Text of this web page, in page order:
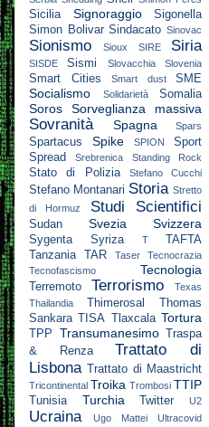
Sicilia Signoraggio
Sigonella
Simon Bolivar Sindacato Sinovac
Sionismo Sioux SIRE Siria
SISDE Sismi Slovacchia Slovenia
Smart Cities Smart dust SME
Socialismo Solidarietà Somalia
Soros Sorveglianza massiva
Sovranità Spagna Spars
Spartacus Spike SPION
Sport
Spread
Srebrenica Standing Rock
Stato di Polizia Stefano Cucchi
Stefano Montanari Storia Stretto
di Hormuz
Studi Scientifici
Sudan Svezia Svizzera
Sygenta Syriza T
TAFTA
Tanzania
TAR Taser
Tecnocrazia
Tecnofascismo
Tecnologia
Terremoto Terrorismo
Texas
Thailandia
Thimerosal
Thomas
Sankara
TISA Tlaxcala Tortura
TPP Transumanesimo
Traspa
& Renza
Trattato di
Lisbona
Trattato di Maastricht
Tricontinental Troika Trombosi TTIP
Tunisia Turchia Twitter U2
Ucraina Ugo Mattei Ultracovid